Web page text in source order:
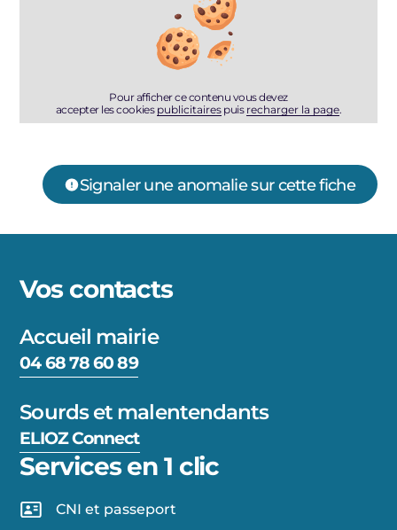
Pour afficher ce contenu vous devez
accepter les cookies publicitairespuis recharger la page.
Signaler une anomalie sur cette fiche
Vos contacts
Accueil mairie
04 68 78 60 89
Sourds et malentendants
ELIOZ Connect
Services en 1 clic
CNI et passeport